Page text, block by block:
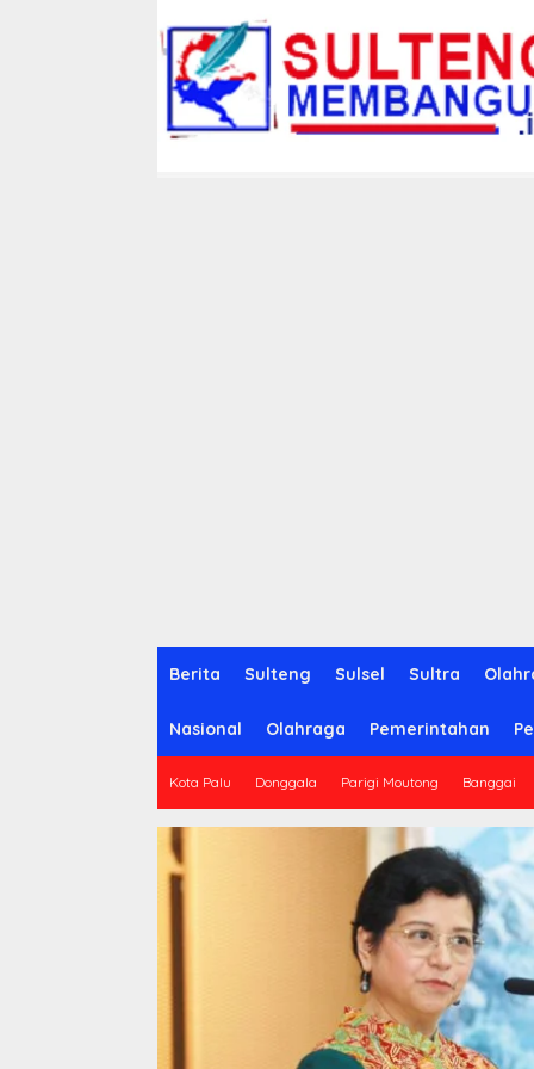
Berita Sulteng Sulsel Sultra
Nasional Olahraga Pemerintahan
Kota Palu Donggala Parigi Moutong Banggai